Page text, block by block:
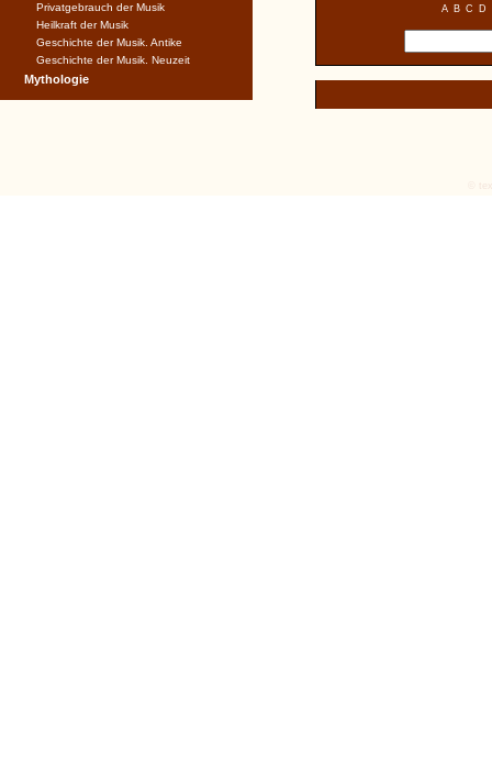
A B C D
Privatgebrauch der Musik
Heilkraft der Musik
Geschichte der Musik. Antike
Geschichte der Musik. Neuzeit
Mythologie